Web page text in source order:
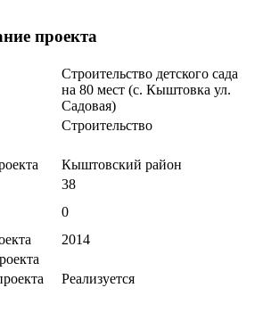
проекта
Строительство детского сада
на 80 мест (с. Кыштовка ул.
Садовая)
Строительство
Кыштовский район
38
0
2014
Реализуется